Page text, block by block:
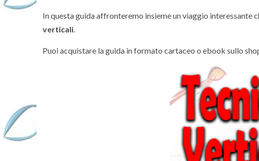
In questa guida affronteremo insieme un viaggio interessante
verticali.
Puoi acquistare la guida in formato cartaceo o ebook sullo